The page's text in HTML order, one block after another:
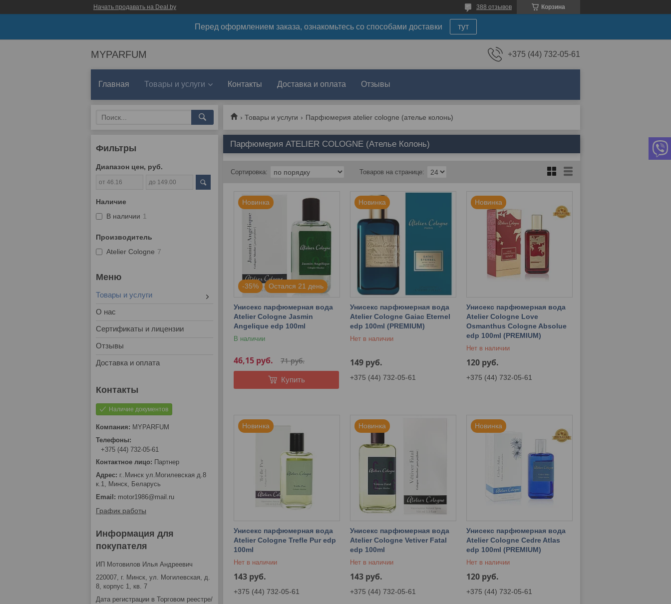
Начать продавать на Deal.by Корзина
388 отзывов
Перед оформлением заказа, ознакомьтесь со способами доставки тут
MYPARFUM +375 (44) 732-05-61
Главная Товары и услуги Контакты Доставка и оплата Отзывы
Товары и услуги Парфюмерия atelier cologne (ателье колонь)
Парфюмерия ATELIER COLOGNE (Ателье Колонь)
Новинка
-35% Остался 21 день
Унисекс парфюмерная вода
Atelier Cologne Jasmin
Angelique edp 100ml
В наличии
71руб.
46,15 руб.
Купить
Новинка
Унисекс парфюмерная вода
Atelier Cologne Gaiac Eternel
edp 100ml (PREMIUM)
Нет в наличии
149 руб.
+375 (44) 732-05-61
Новинка
Унисекс парфюмерная вода
Atelier Cologne Love
Osmanthus Cologne Absolue
edp 100ml (PREMIUM)
Нет в наличии
120 руб.
+375 (44) 732-05-61
Новинка
Унисекс парфюмерная вода
Atelier Cologne Trefle Pur edp
100ml
Нет в наличии
143 руб.
+375 (44) 732-05-61
Новинка
Унисекс парфюмерная вода
Atelier Cologne Vetiver Fatal
edp 100ml
Нет в наличии
143 руб.
+375 (44) 732-05-61
Новинка
Унисекс парфюмерная вода
Atelier Cologne Cedre Atlas
edp 100ml (PREMIUM)
Нет в наличии
120 руб.
+375 (44) 732-05-61
Фильтры
Диапазон цен, руб.
Наличие
В наличии 1
Производитель
Atelier Cologne 7
Товары и услуги
О нас
Сертификаты и лицензии
Отзывы
Доставка и оплата
Наличие документов
MYPARFUM
+375 (44) 732-05-61
Партнер
г..Минск ул.Могилевская д.8
к.1, Минск, Беларусь
motor1986@mail.ru
График работы
Информация для
покупателя
ИП Мотовилов Илья Андреевич
220007, г. Минск, ул. Могилевская, д.
8, корпус 1, кв. 7
Дата регистрации в Торговом реестре/